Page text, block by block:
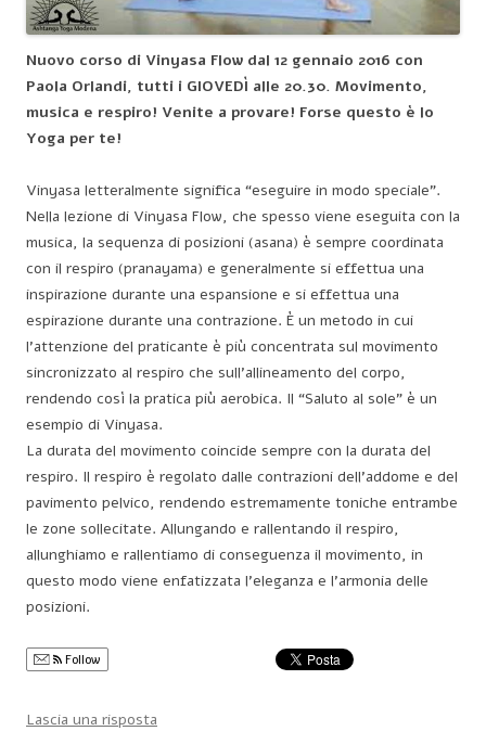
Nuovo corso di Vinyasa Flow dal 12 gennaio 2016 con
Paola Orlandi, tutti i GIOVEDÌ alle 20.30. Movimento,
musica e respiro! Venite a provare! Forse questo è lo
Yoga per te!
Vinyasa letteralmente significa “eseguire in modo speciale”.
Nella lezione di Vinyasa Flow, che spesso viene eseguita con la
musica, la sequenza di posizioni (asana) è sempre coordinata
con il respiro (pranayama) e generalmente si effettua una
inspirazione durante una espansione e si effettua una
espirazione durante una contrazione. È un metodo in cui
l’attenzione del praticante è più concentrata sul movimento
sincronizzato al respiro che sull’allineamento del corpo,
rendendo così la pratica più aerobica. Il “Saluto al sole” è un
esempio di Vinyasa.
La durata del movimento coincide sempre con la durata del
respiro. Il respiro è regolato dalle contrazioni dell’addome e del
pavimento pelvico, rendendo estremamente toniche entrambe
le zone sollecitate. Allungando e rallentando il respiro,
allunghiamo e rallentiamo di conseguenza il movimento, in
questo modo viene enfatizzata l’eleganza e l’armonia delle
posizioni.
Follow
Lascia una risposta